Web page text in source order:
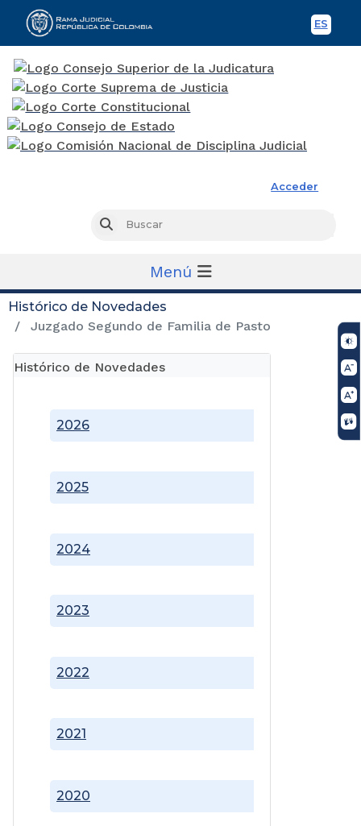
ES
Acceder
Buscar
Menú
Histórico de Novedades
Juzgado Segundo de Familia de Pasto
Histórico de Novedades
2020
2021
2022
2023
2024
2025
2026